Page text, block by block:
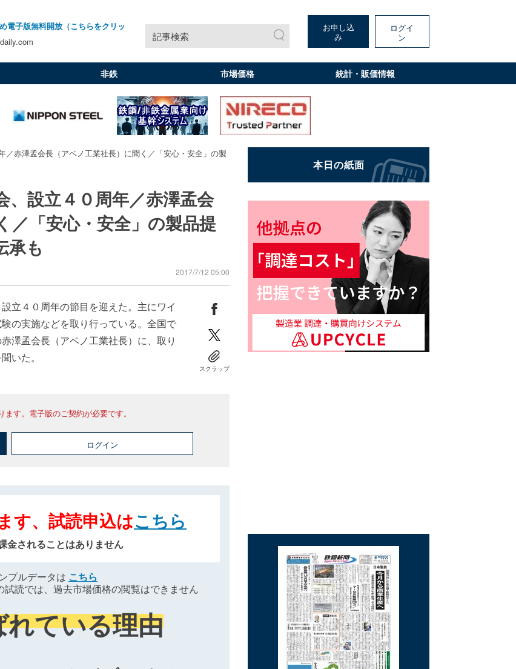
電子版無料開放（こちらをクリッ
記事検索
お申し込
み
ログイ
ン
非鉄 市場価格 統計・販価情報
／赤澤孟会長（アベノ工業社長）に聞く／「安心・安全」の製
、設立４０周年／赤澤孟会
／「安心・安全」の製品提
承も
2017/7/12 05:00
立４０周年の節目を迎えた。主にワイ
の実施などを取り行っている。全国で
澤孟会長（アベノ工業社長）に、取り
いた。
スクラップ
す。電子版のご契約が必要です。
ログイン
す、試読申込はこちら
金されることはありません
プルデータは こちら
試読では、過去市場価格の閲覧はできません
れている理由